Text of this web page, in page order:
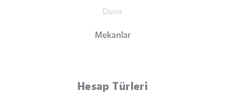
Devir
Mekanlar
Hesap Türleri